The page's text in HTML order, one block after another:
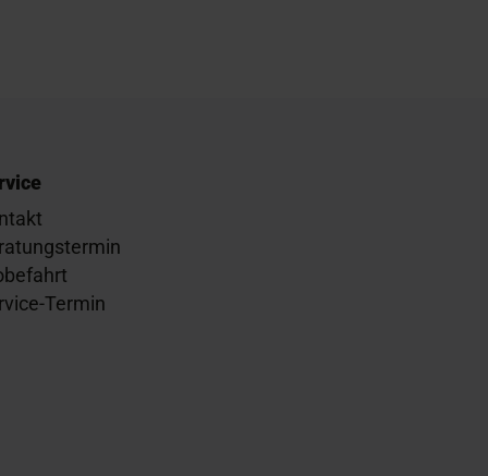
Termin